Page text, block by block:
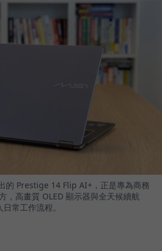
的 Prestige 14 Flip AI+，正是專為商務
，高畫質 OLED 顯示器與全天候續航
常工作流程。